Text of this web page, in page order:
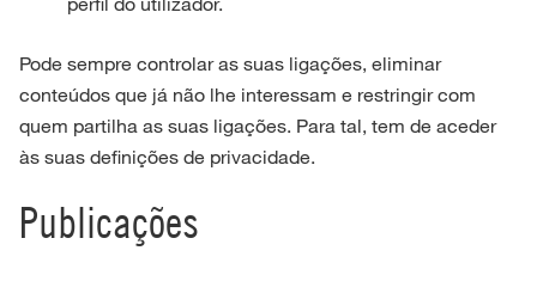
Pode sempre controlar as suas ligações, eliminar
conteúdos que já não lhe interessam e restringir com
quem partilha as suas ligações. Para tal, tem de aceder
às suas definições de privacidade.
Publicações